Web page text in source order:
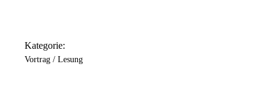
Kategorie:
Vortrag / Lesung